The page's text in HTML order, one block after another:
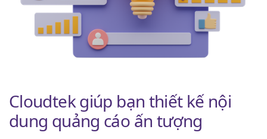
Cloudtek giúp bạn thiết kế nội
dung quảng cáo ấn tượng